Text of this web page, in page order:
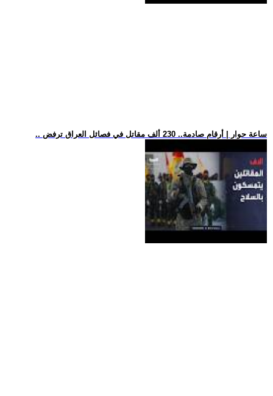
.. ساعة حوار | أرقام صادمة.. 230 ألف مقاتل في فصائل العراق ترفض